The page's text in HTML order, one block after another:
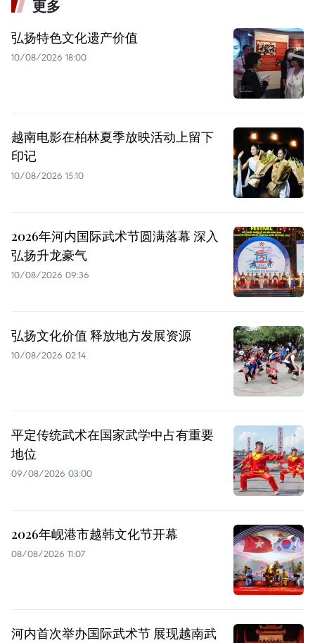
更多
弘扬特色文化遗产价值
10/08/2026 18:00
越南电影在柏林夏季放映活动上留下
印记
10/08/2026 15:10
2026年河内国际武术节圆满落幕 深入
弘扬升龙豪气
10/08/2026 09:36
弘扬文化价值 释放地方发展资源
10/08/2026 02:14
平定传统武术在国家武学中占有重要
地位
09/08/2026 03:00
2026年岘港市越韩文化节开幕
08/08/2026 11:07
河内首次举办国际武术节 展现越南武